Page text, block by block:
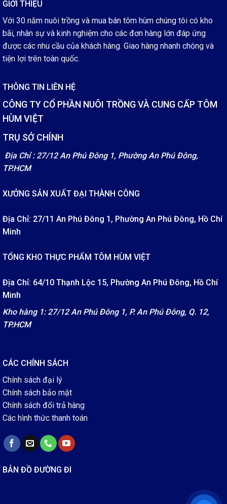
GIỚI THIỆU
Với 30 năm nuôi trồng và mua bán tôm hùm chúng tôi có kho
bãi, nhân sự và kinh nghiệm cho các đơn hàng lớn đáp ứng
được các nhu cầu của khách hàng. Giao hàng nhanh chóng và
tiện lợi trên toàn quốc.
THÔNG TIN LIÊN HỆ
CÔNG TY CỔ PHẦN NUÔI TRỒNG VÀ CUNG CẤP TÔM
HÙM VIỆT
TRỤ SỞ CHÍNH
Địa Chỉ : 27/12 An Phú Đông 1, Phường An Phú Đông,
TP.HCM
XƯỞNG SẢN XUẤT ĐẠI THÀNH CÔNG
Địa Chỉ: 27/11 An Phú Đông 1, Phường An Phú Đông, Hồ Chí
Minh
TỔNG KHO THỰC PHẨM TÔM HÙM VIỆT
Địa Chỉ: 64/10 Thạnh Lộc 15, Phường An Phú Đông, Hồ Chí
Minh
Kho hàng 1: 27/12 An Phú Đông 1, P. An Phú Đông, Q. 12,
TP.HCM
CÁC CHÍNH SÁCH
Chính sách đại lý
Chính sách bảo mật
Chính sách đổi trả hàng
Các hình thức thanh toán
BẢN ĐỒ ĐƯỜNG ĐI